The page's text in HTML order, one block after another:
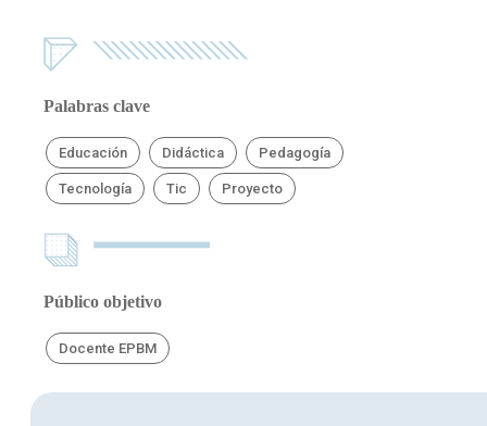
Palabras clave
Educación Didáctica Pedagogía
Tecnología Tic Proyecto
Público objetivo
Docente EPBM